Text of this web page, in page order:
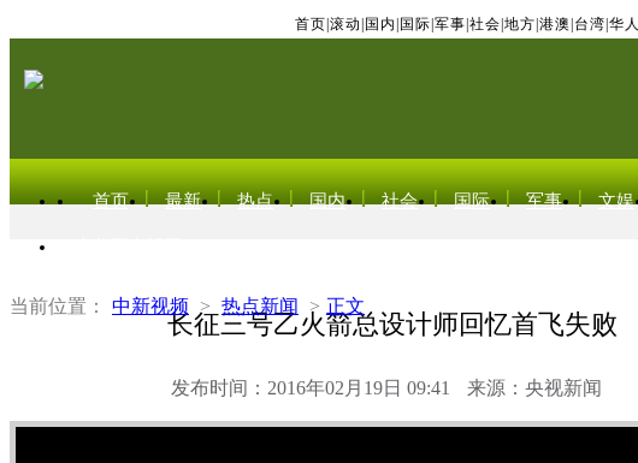
首页 滚动 国内 国际 军事 社会 地方 港澳 台湾 华人
首页 最新 热点 国内 社会 国际 军事 文娱
当前位置： 中新视频 > 热点新闻 > 正文
长征三号乙火箭总设计师回忆首飞失败
发布时间：2016年02月19日 09:41 来源：央视新闻